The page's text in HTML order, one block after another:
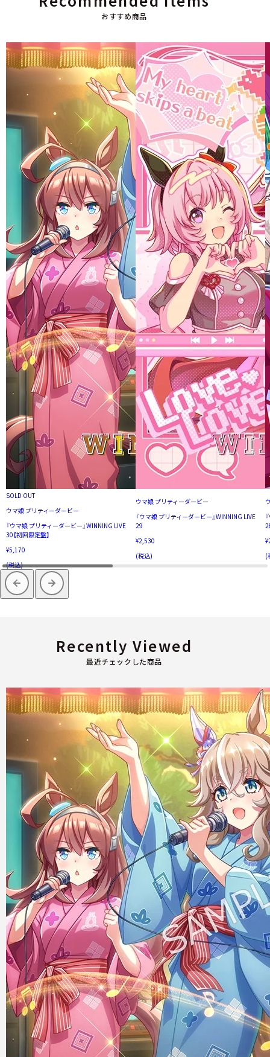
おすすめ商品
SOLD OUT
ウマ娘 プリティーダービー
『ウマ娘 プリティーダービー』WINNING LIVE
30【初回限定盤】
¥5,170
(税込)
ウマ娘 プリティーダービー
『ウマ娘 プリティーダービー』WINNING LIVE
29
¥2,530
(税込)
(
最近チェックした商品
Recently Viewed